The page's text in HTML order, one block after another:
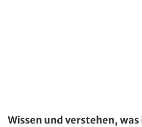
Wissen und verstehen, was